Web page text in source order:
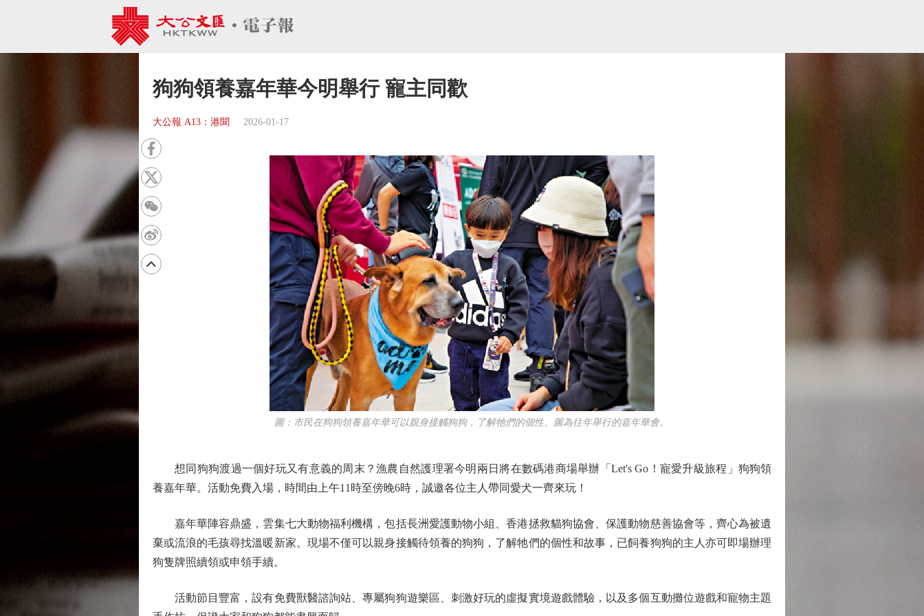
狗狗領養嘉年華今明舉行 寵主同歡
大公報 A13：港聞 2026-01-17
圖：市民在狗狗領養嘉年華可以親身接觸狗狗，了解牠們的個性。圖為往年舉行的嘉年華會。
想同狗狗渡過一個好玩又有意義的周末？漁農自然護理署今明兩日將在數碼港商場舉辦「Let's Go！寵愛升級旅程」狗狗領
養嘉年華。活動免費入場，時間由上午11時至傍晚6時，誠邀各位主人帶同愛犬一齊來玩！
嘉年華陣容鼎盛，雲集七大動物福利機構，包括長洲愛護動物小組、香港拯救貓狗協會、保護動物慈善協會等，齊心為被遺
棄或流浪的毛孩尋找溫暖新家。現場不僅可以親身接觸待領養的狗狗，了解牠們的個性和故事，已飼養狗狗的主人亦可即場辦理
狗隻牌照續領或申領手續。
活動節目豐富，設有免費獸醫諮詢站、專屬狗狗遊樂區、刺激好玩的虛擬實境遊戲體驗，以及多個互動攤位遊戲和寵物主題